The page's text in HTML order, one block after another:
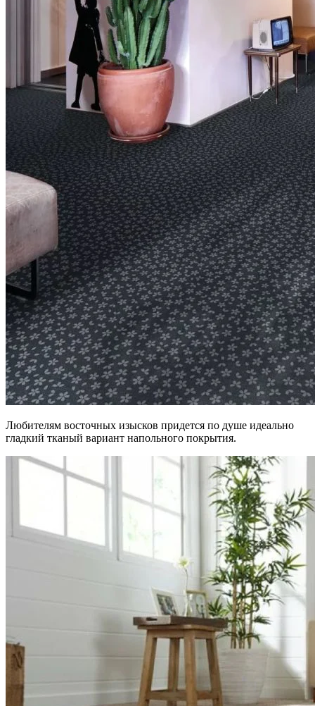
Любителям восточных изысков придется по душе идеально
гладкий тканый вариант напольного покрытия.